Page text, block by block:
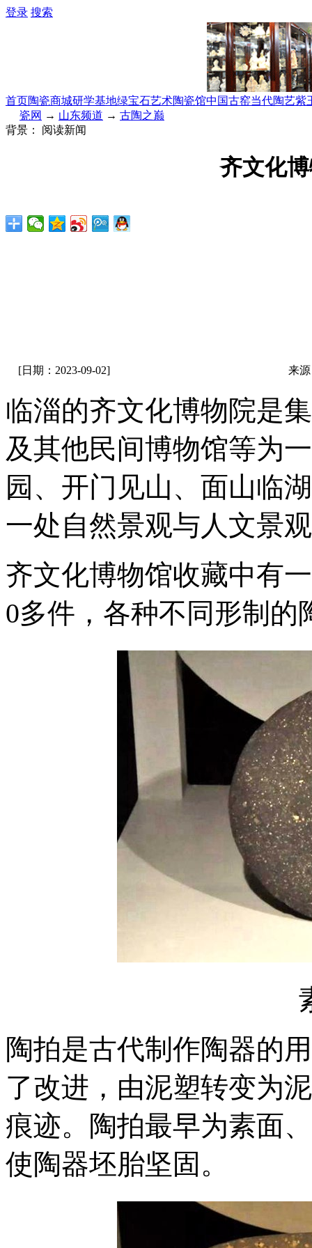
登录 搜索
首页陶瓷商城研学基地绿宝石艺术陶瓷馆中国古窑当代陶艺紫
瓷网 → 山东频道 → 古陶之巅
背景：
阅读新闻
齐文化
[日期：2023-09-02] 来
临淄的齐文化博物院是
及其他民间博物馆等为
园、开门见山、面山临
一处自然景观与人文景
齐文化博物馆收藏中有
0多件，各种不同形制
陶拍是古代制作陶器的
了改进，由泥塑转变为
痕迹。陶拍最早为素面
使陶器坯胎坚固。